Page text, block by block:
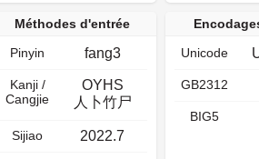
Méthodes d'entrée
Pinyin
fang3
Kanji /
Cangjie
OYHS
人卜竹尸
Sijiao 2022.7
Unicode
GB2312
BIG5